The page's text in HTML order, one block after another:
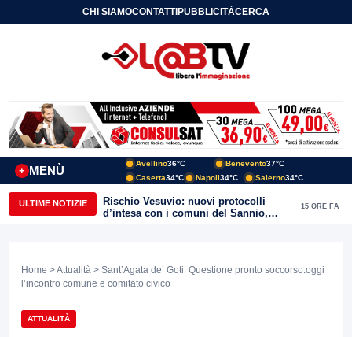
CHI SIAMOCONTATTIPUBBLICITÀCERCA
MENÙ
+
Avellino36°C Benevento37°C
Caserta34°C Napoli34°C Salerno34°C
ULTIME NOTIZIE
Rischio Vesuvio: nuovi protocolli
d’intesa con i comuni del Sannio,
firmato il protocollo con Arpaise
15 ORE FA
Home >Attualità > Sant’Agata de’ Goti| Questione pronto soccorso:oggi
l’incontro comune e comitato civico
ATTUALITÀ